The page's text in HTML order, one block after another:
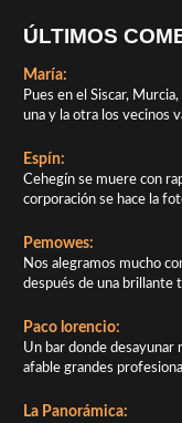
ÚLTIMOS
María:
Pues en el Siscar,
una y la otra los vecinos
Espín:
Cehegín se muere con
corporación se hace la
Pemowes:
Nos alegramos mucho
después de una brillante
Paco lorencio:
Un bar donde
afable grandes
La Panorámica: